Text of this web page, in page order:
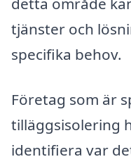
tjänster och
specifika behov.
Företag som är
tilläggsisolering
identifiera var